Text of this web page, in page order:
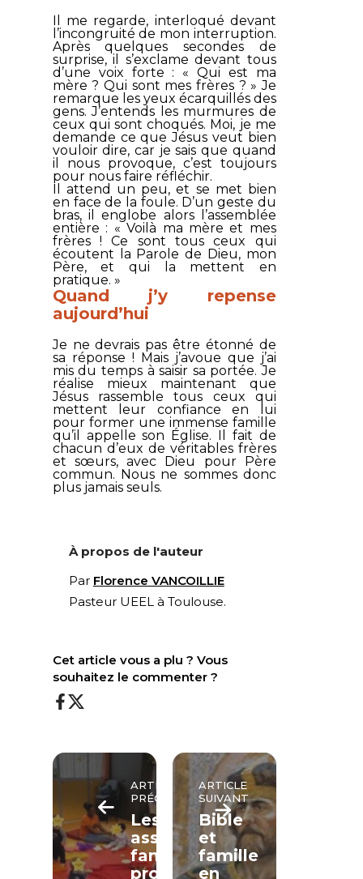
Il me regarde, interloqué devant
l’incongruité de mon interruption.
Après quelques secondes de
surprise, il s’exclame devant tous
d’une voix forte : «Qui est ma
mère ? Qui sont mes frères ? » Je
remarque les yeux écarquillés des
gens. J’entends les murmures de
ceux qui sont choqués. Moi, je me
demande ce que Jésus veut bien
vouloir dire, car je sais que quand
il nous provoque, c’est toujours
pour nous faire réfléchir.
Il attend un peu, et se met bien
en face de la foule. D’un geste du
bras, il englobe alors l’assemblée
entière : «Voilà ma mère et mes
frères ! Ce sont tous ceux qui
écoutent la Parole de Dieu, mon
Père, et qui la mettent en
pratique. »
Quand j’y repense
aujourd’hui
Je ne devrais pas être étonné de
sa réponse ! Mais j’avoue que j’ai
mis du temps à saisir sa portée. Je
réalise mieux maintenant que
Jésus rassemble tous ceux qui
mettent leur confiance en lui
pour former une immense famille
qu’il appelle son Église. Il fait de
chacun d’eux de véritables frères
et sœurs, avec Dieu pour Père
commun. Nous ne sommes donc
plus jamais seuls.
À propos de l'auteur
Par Florence VANCOILLIE
Pasteur UEEL à Toulouse.
Cet article vous a plu ? Vous
souhaitez le commenter ?
ARTICLE
PRÉCÉDENT
Les
associations
familiales
protestantes
ARTICLE
SUIVANT
Bible
et
famille
en